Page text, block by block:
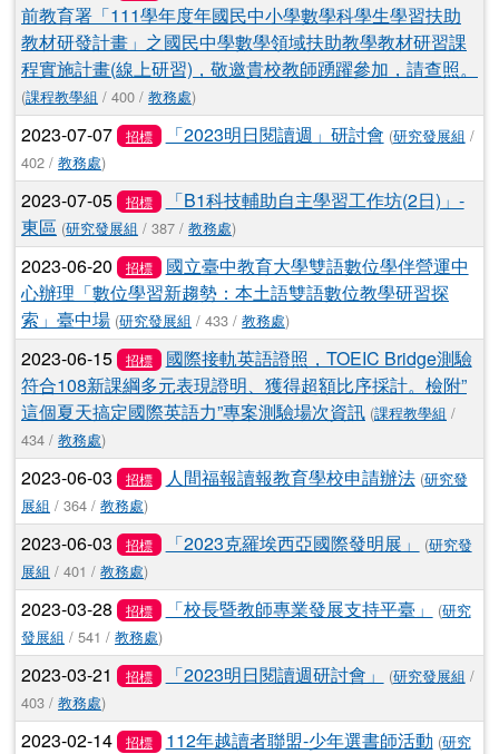
前教育署「111學年度年國民中小學數學科學生學習扶助
教材研發計畫」之國民中學數學領域扶助教學教材研習課
程實施計畫(線上研習)，敬邀貴校教師踴躍參加，請查照。
(課程教學組 / 400 / 教務處)
2023-07-07 招標 「2023明日閱讀週」研討會 (研究發展組 /
402 / 教務處)
2023-07-05 招標
「B1科技輔助自主學習工作坊(2日)」-
東區 (研究發展組 / 387 / 教務處)
2023-06-20 招標
國立臺中教育大學雙語數位學伴營運中
心辦理「數位學習新趨勢：本土語雙語數位教學研習探
索」臺中場 (研究發展組 / 433 / 教務處)
2023-06-15 招標
國際接軌英語證照，TOEIC Bridge測驗
符合108新課綱多元表現證明、獲得超額比序採計。檢附”
這個夏天搞定國際英語力”專案測驗場次資訊 (課程教學組 /
434 / 教務處)
2023-06-03 招標 人間福報讀報教育學校申請辦法 (研究發
展組 / 364 / 教務處)
2023-06-03 招標 「2023克羅埃西亞國際發明展」 (研究發
展組 / 401 / 教務處)
2023-03-28 招標 「校長暨教師專業發展支持平臺」 (研究
發展組 / 541 / 教務處)
2023-03-21 招標 「2023明日閱讀週研討會」 (研究發展組 /
403 / 教務處)
2023-02-14 招標 112年越讀者聯盟-少年選書師活動 (研究